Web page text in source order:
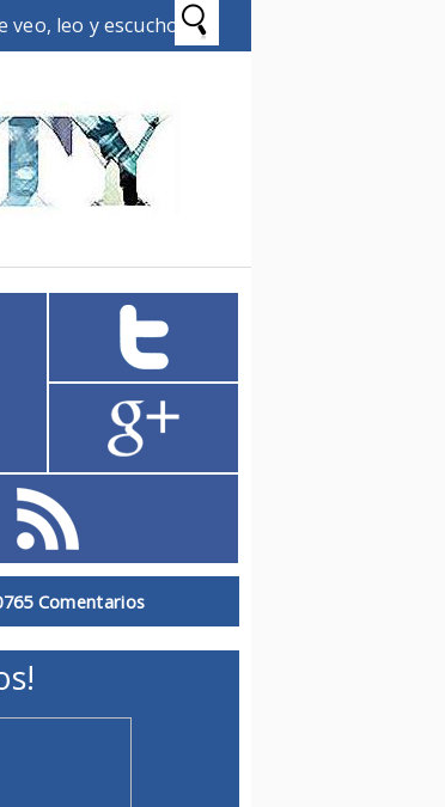
veo, leo y escucho
Comentarios